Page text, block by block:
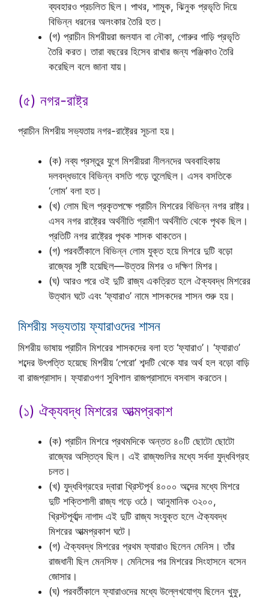
ব্যবহারও প্রচলিত ছিল। পাথর, শামুক, ঝিনুক প্রভৃতি দিয়ে
বিভিন্ন ধরনের অলংকার তৈরি হত।
(গ) প্রাচীন মিশরীয়রা জলযান বা নৌকা, গোরুর গাড়ি প্রভৃতি
তৈরি করত। তারা বছরের হিসেব রাখার জন্য পঞ্জিকাও তৈরি
করেছিল বলে জানা যায়।
(৫) নগর-রাষ্ট্র
প্রাচীন মিশরীয় সভ্যতায় নগর-রাষ্ট্রের সূচনা হয়।
(ক) নব্য প্রস্তুর যুগে মিশরীয়রা নীলনদের অববাহিকায়
দলবদ্ধভাবে বিভিন্ন বসতি গড়ে তুলেছিল। এসব বসতিকে
‘লোম’ বলা হত।
(খ) লোম ছিল প্রকৃতপক্ষে প্রাচীন মিশরের বিভিন্ন নগর রাষ্ট্র।
এসব নগর রাষ্ট্রের অর্থনীতি গ্রামীণ অর্থনীতি থেকে পৃথক ছিল।
প্রতিটি নগর রাষ্ট্রের পৃথক শাসক থাকতেন।
(গ) পরবর্তীকালে বিভিন্ন লোম যুক্ত হয়ে মিশরে দুটি বড়ো
রাজ্যের সৃষ্টি হয়েছিল—উত্তর মিশর ও দক্ষিণ মিশর।
(ঘ) আরও পরে ওই দুটি রাজ্য একত্রিত হলে ঐক্যবদ্ধ মিশরের
উত্থান ঘটে এবং ‘ফ্যারাও’ নামে শাসকদের শাসন শুরু হয়।
মিশরীয় সভ্যতায় ফ্যারাওদের শাসন
মিশরীয় ভাষায় প্রাচীন মিশরের শাসকদের বলা হত ‘ফ্যারাও’। ‘ফ্যারাও’
শব্দের উৎপত্তি হয়েছে মিশরীয় ‘পেরো’ শব্দটি থেকে যার অর্থ হল বড়ো বাড়ি
বা রাজপ্রাসাদ। ফ্যারাওগণ সুবিশাল রাজপ্রাসাদে বসবাস করতেন।
(১) ঐক্যবদ্ধ মিশরের আত্মপ্রকাশ
(ক) প্রাচীন মিশরে প্রথমদিকে অন্তত ৪০টি ছোটো ছোটো
রাজ্যের অস্তিত্ব ছিল। এই রাজ্যগুলির মধ্যে সর্বদা যুদ্ধবিগ্রহ
চলত।
(খ) যুদ্ধবিগ্রহের দ্বারা খ্রিস্টপূর্ব ৪০০০ অব্দের মধ্যে মিশরে
দুটি শক্তিশালী রাজ্য গড়ে ওঠে। আনুমানিক ৩২০০,
খ্রিস্টপূর্বাব্দ নাগাদ এই দুটি রাজ্য সংযুক্ত হলে ঐক্যবদ্ধ
মিশরের আত্মপ্রকাশ ঘটে।
(গ) ঐক্যবদ্ধ মিশরের প্রথম ফ্যারাও ছিলেন মেনিস। তাঁর
রাজধানী ছিল মেনসিফ। মেনিসের পর মিশরের সিংহাসনে বসেন
জোসার।
(ঘ) পরবর্তীকালে ফ্যারাওদের মধ্যে উল্লেখযোগ্য ছিলেন খুফু,